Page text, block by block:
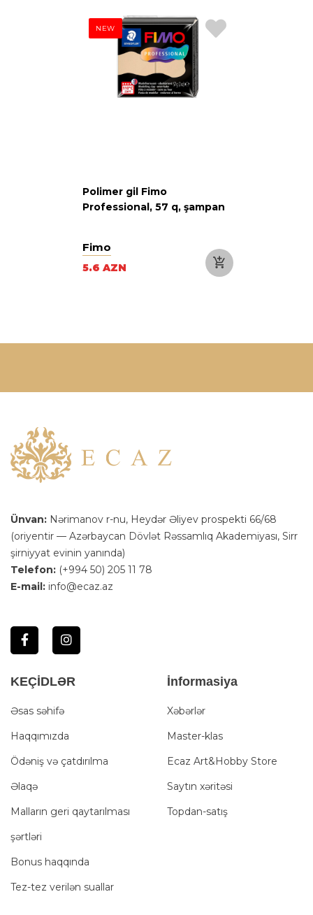
NEW
Polimer gil Fimo
Professional, 57 q, şampan
Fimo
5.6 AZN
Ünvan: Nərimanov r-nu, Heydər Əliyev prospekti 66/68
(oriyentir — Azərbaycan Dövlət Rəssamlıq Akademiyası, Sirr
şirniyyat evinin yanında)
Telefon: (+994 50) 205 11 78
E-mail: info@ecaz.az
KEÇİDLƏR
Əsas səhifə
Haqqımızda
Ödəniş və çatdırılma
Əlaqə
Malların geri qaytarılması
şərtləri
Bonus haqqında
Tez-tez verilən suallar
İnformasiya
Xəbərlər
Master-klas
Ecaz Art&Hobby Store
Saytın xəritəsi
Topdan-satış